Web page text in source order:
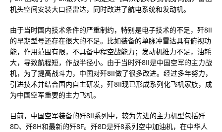
机头空间安装大口径雷达，同时改进了航电系统和发动机。
由于当时国内技术条件的严重制约，特别是电子技术的不足，歼8II
的早期型号还存在很大的不足。比如装备的单脉冲雷达具有俯视功
能，作用范围有限，不具备中程空战能力；发动机推力不足，油耗
大，导致航程短，作战半径小。由于当时歼8II是中国空军的主力战
机，为了提高战斗力，中国对歼8II做了很多改进。经过多年努力，
引进技术并结合国内自主研发，歼8II现已形成系列化飞机家族，成
为中国空军重要的主力飞机。
目前，中国空军装备的歼8II系列中，较为先进的主力机型包括歼
8D、歼8H和最新的歼8F。歼8D是歼8系列空中加油机，在中华人